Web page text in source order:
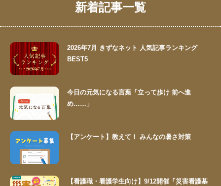
新着記事一覧
2026年7月 きずなネット 人気記事ランキング
BEST5
今日の元気になる言葉「立って歩け 前へ進
め……」
【アンケート】教えて！ みんなの暑さ対策
【看護職・看護学生向け】9/12開催「災害看護基